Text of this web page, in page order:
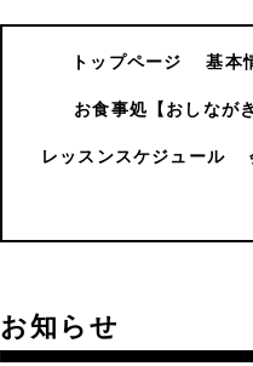
トップページ 基本
お食事処【おしながき
レッスンスケジュール
お知らせ